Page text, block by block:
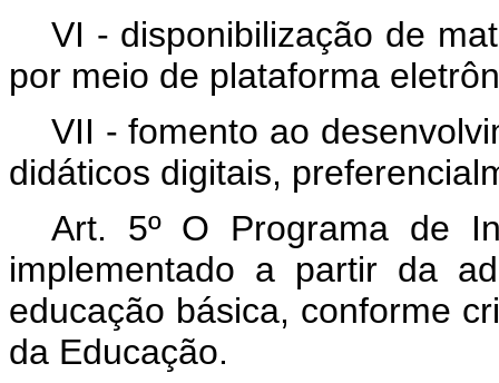
VI - disponibilização de
por meio de plataforma
VII - fomento ao
didáticos digitais,
Art. 5º O Programa de
implementado a partir da
educação básica, conforme
da Educação.